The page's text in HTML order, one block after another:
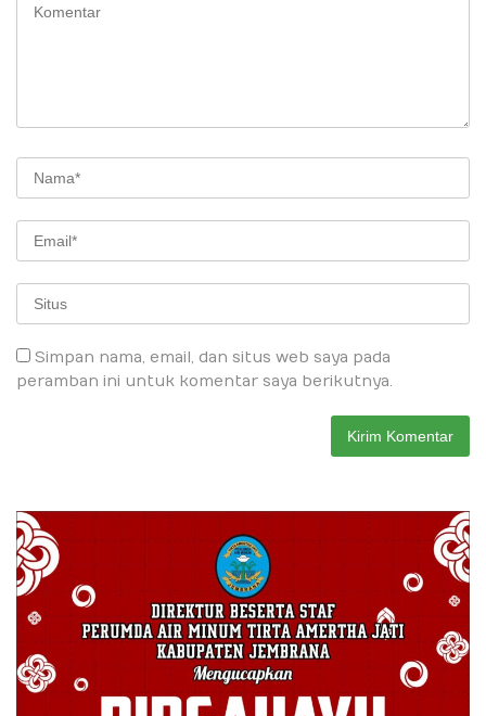
Simpan nama, email, dan situs web saya pada
peramban ini untuk komentar saya berikutnya.